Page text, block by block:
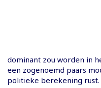
dominant zou worden in
een zogenoemd paars
politieke berekening rust.